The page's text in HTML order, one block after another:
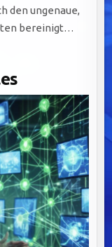
den ungenaue,
bereinigt…